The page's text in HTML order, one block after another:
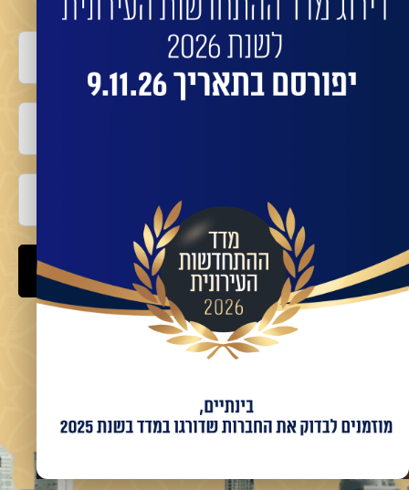
שלח
מאשר/ת קבלת מידע ועדכונים